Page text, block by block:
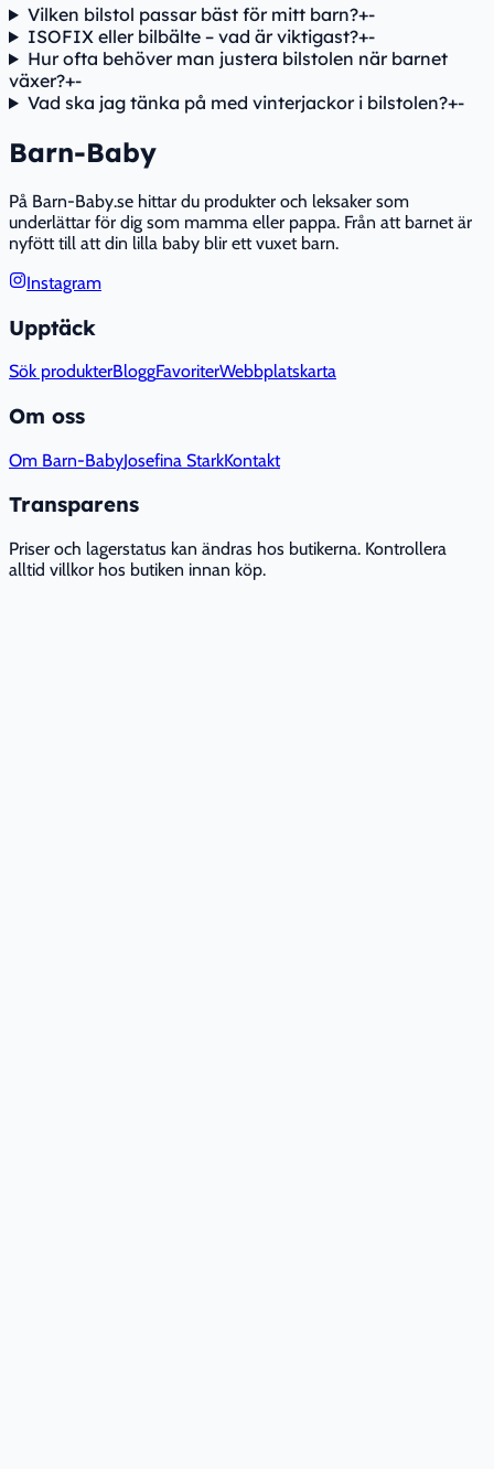
Vilken bilstol passar bäst för mitt barn?+-
ISOFIX eller bilbälte – vad är viktigast?+-
Hur ofta behöver man justera bilstolen när barnet
växer?+-
Vad ska jag tänka på med vinterjackor i bilstolen?+-
Barn-Baby
På Barn-Baby.se hittar du produkter och leksaker som
underlättar för dig som mamma eller pappa. Från att barnet är
nyfött till att din lilla baby blir ett vuxet barn.
Instagram
Upptäck
Sök produkterBloggFavoriterWebbplatskarta
Om oss
Om Barn-BabyJosefina StarkKontakt
Transparens
Priser och lagerstatus kan ändras hos butikerna. Kontrollera
alltid villkor hos butiken innan köp.